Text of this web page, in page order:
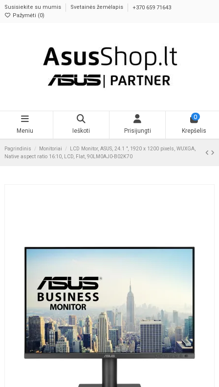
Susisiekite su mumis Svetainės žemėlapis
+370 659 71643
Pažymėti (0)
Meniu Ieškoti Prisijungti
0
Krepšelis
Pagrindinis Monitoriai
LCD Monitor, ASUS, 24.1 ", 1920 x 1200 pixels, WUXGA,
Native aspect ratio 16:10, LCD, Flat, 90LM0AJ0-B02K70